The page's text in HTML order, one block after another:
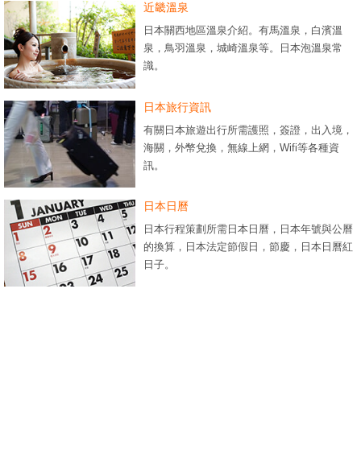
近畿溫泉
日本關西地區溫泉介紹。有馬溫泉，白濱溫
泉，鳥羽溫泉，城崎溫泉等。日本泡溫泉常
識。
日本旅行資訊
有關日本旅遊出行所需護照，簽證，出入境，
海關，外幣兌換，無線上網，Wifi等各種資
訊。
日本日曆
日本行程策劃所需日本日曆，日本年號與公曆
的換算，日本法定節假日，節慶，日本日曆紅
日子。